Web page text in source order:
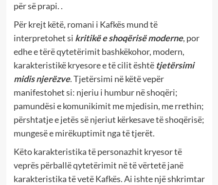
për së prapi. .
Për krejt këtë, romani i Kafkës mund të
interpretohet si kritikë e shoqërisë moderne, por
edhe e tërë qytetërimit bashkëkohor, modern,
karakteristikë kryesore e të cilit është tjetërsimi
midis njerëzve. Tjetërsimi në këtë vepër
manifestohet si: njeriu i humbur në shoqëri;
pamundësi e komunikimit me mjedisin, me rrethin;
përshtatje e jetës së njeriut kërkesave të shoqërisë;
mungesë e mirëkuptimit nga të tjerët.
Këto karakteristika të personazhit kryesor të
veprës përballë qytetërimit në të vërtetë janë
karakteristika të vetë Kafkës. Ai ishte një shkrimtar